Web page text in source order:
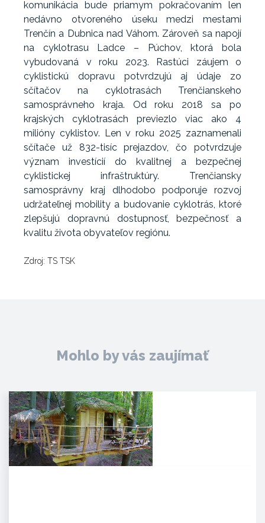
komunikácia bude priamym pokračovaním len
nedávno otvoreného úseku medzi mestami
Trenčín a Dubnica nad Váhom. Zároveň sa napojí
na cyklotrasu Ladce – Púchov, ktorá bola
vybudovaná v roku 2023. Rastúci záujem o
cyklistickú dopravu potvrdzujú aj údaje zo
sčítačov na cyklotrasách Trenčianskeho
samosprávneho kraja. Od roku 2018 sa po
krajských cyklotrasách previezlo viac ako 4
milióny cyklistov. Len v roku 2025 zaznamenali
sčítače už 832-tisíc prejazdov, čo potvrdzuje
význam investícií do kvalitnej a bezpečnej
cyklistickej infraštruktúry. Trenčiansky
samosprávny kraj dlhodobo podporuje rozvoj
udržateľnej mobility a budovanie cyklotrás, ktoré
zlepšujú dopravnú dostupnosť, bezpečnosť a
kvalitu života obyvateľov regiónu.
Zdroj: TS TSK
Mohlo by vás zaujímať